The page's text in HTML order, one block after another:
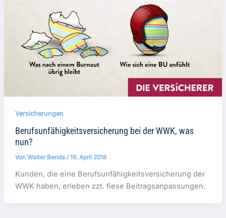
Versicherungen
Berufsunfähigkeitsversicherung bei der WWK, was
nun?
Von Walter Benda /19. April 2018
Kunden, die eine Berufsunfähigkeitsversicherung der
WWK haben, erleben zzt. fiese Beitragsanpassungen.